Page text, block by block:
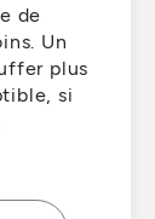
de
Un
plus
si